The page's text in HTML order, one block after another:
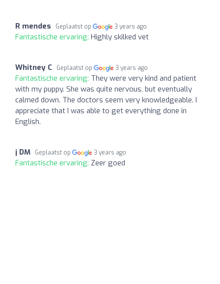
R mendes Geplaatst op 3 years ago
Fantastische ervaring: Highly skilked vet
Whitney C Geplaatst op 3 years ago
Fantastische ervaring: They were very kind and patient
with my puppy. She was quite nervous, but eventually
calmed down. The doctors seem very knowledgeable. I
appreciate that I was able to get everything done in
English.
j DM Geplaatst op 3 years ago
Fantastische ervaring: Zeer goed